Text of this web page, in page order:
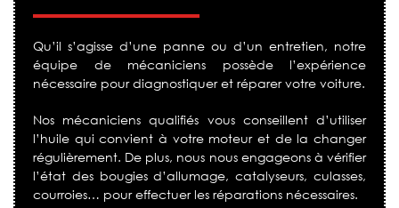
Qu’il s’agisse d’une panne ou d’un entretien, notre
équipe de mécaniciens possède l’expérience
nécessaire pour diagnostiquer et réparer votre voiture.
Nos mécaniciens qualifiés vous conseillent d’utiliser
l’huile qui convient à votre moteur et de la changer
régulièrement. De plus, nous nous engageons à vérifier
l’état des bougies d’allumage, catalyseurs, culasses,
courroies… pour effectuer les réparations nécessaires.